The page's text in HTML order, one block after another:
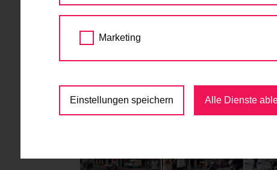
und FußgängerInnen sicher gequert
Hauptradverkehrsnetz vollzogen.
Marketing
Einstellungen speichern Alle Dienste